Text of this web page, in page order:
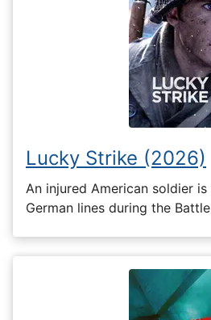
Lucky Strike (2026)
An injured American soldier
German lines during the